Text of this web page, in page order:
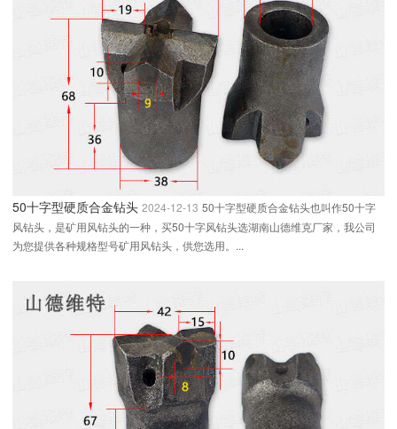
50十字型硬质合金钻头 2024-12-13 50十字型硬质合金钻头也叫作50十字
风钻头，是矿用风钻头的一种，买50十字风钻头选湖南山德维克厂家，我公司
为您提供各种规格型号矿用风钻头，供您选用。...